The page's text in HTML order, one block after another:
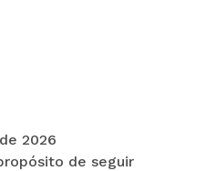
2026
de seguir